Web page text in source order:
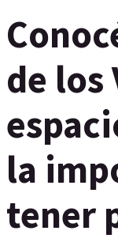
de los
la
tener